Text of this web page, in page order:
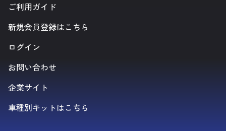
ご利用ガイド
新規会員登録はこちら
ログイン
お問い合わせ
企業サイト
車種別キットはこちら